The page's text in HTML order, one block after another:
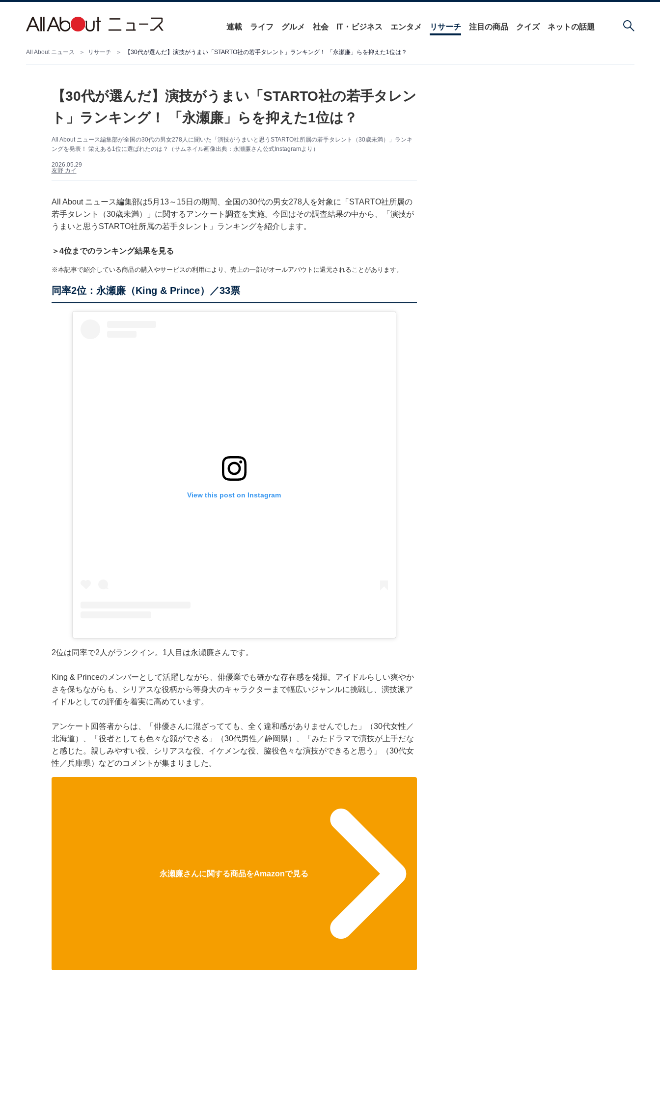
連載 ライフ グルメ 社会 IT・ビジネス エンタメ リサーチ 注目の商品 クイズ ネットの話題
All About ニュース リサーチ 【30代が選んだ】演技がうまい「STARTO社の若手タレント」ランキング！ 「永瀬廉」らを抑えた1位は？
【30代が選んだ】演技がうまい「STARTO社の若手タレン
ト」ランキング！ 「永瀬廉」らを抑えた1位は？
All About ニュース編集部が全国の30代の男女278人に聞いた「演技がうまいと思うSTARTO社所属の若手タレント（30歳未満）」ランキ
ングを発表！ 栄えある1位に選ばれたのは？（サムネイル画像出典：永瀬廉さん公式Instagramより）
2026.05.29
友野 カイ
All About ニュース編集部は5月13～15日の期間、全国の30代の男女278人を対象に「STARTO社所属の
若手タレント（30歳未満）」に関するアンケート調査を実施。今回はその調査結果の中から、「演技が
うまいと思うSTARTO社所属の若手タレント」ランキングを紹介します。
＞4位までのランキング結果を見る
※本記事で紹介している商品の購入やサービスの利用により、売上の一部がオールアバウトに還元されることがあります。
同率2位：永瀬廉（King & Prince）／33票
View this post on Instagram
2位は同率で2人がランクイン。1人目は永瀬廉さんです。
King & Princeのメンバーとして活躍しながら、俳優業でも確かな存在感を発揮。アイドルらしい爽やか
さを保ちながらも、シリアスな役柄から等身大のキャラクターまで幅広いジャンルに挑戦し、演技派ア
イドルとしての評価を着実に高めています。
アンケート回答者からは、「俳優さんに混ざってても、全く違和感がありませんでした」（30代女性／
北海道）、「役者としても色々な顔ができる」（30代男性／静岡県）、「みたドラマで演技が上手だな
と感じた。親しみやすい役、シリアスな役、イケメンな役、脇役色々な演技ができると思う」（30代女
性／兵庫県）などのコメントが集まりました。
永瀬廉さんに関する商品をAmazonで見る